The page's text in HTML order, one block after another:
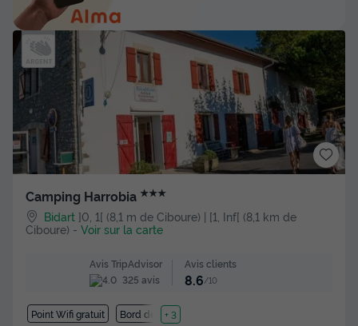
Camping Harrobia ★★★
Bidart ]0, 1[ (8,1 m de Ciboure) | [1, Inf[ (8,1 km de
Ciboure) - Voir sur la carte
Avis TripAdvisor
325 avis
Avis clients
8.6/10
Point Wifi gratuit Bord de mer
+ 3